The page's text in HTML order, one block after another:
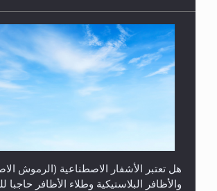
هل تعتبر الأشفار الاصطناعية (الرموش
والأظافر البلاستيكية وطلاء الأظافر